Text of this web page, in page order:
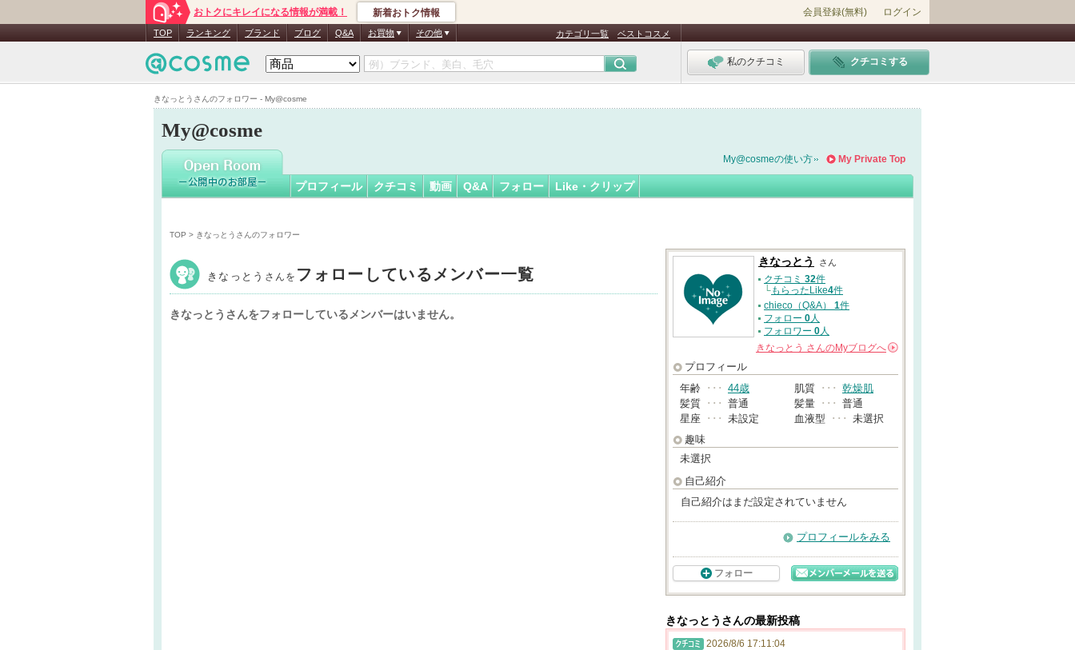
きなっとうさんのフォロワー - My@cosme
おトクにキレイになる情報が満載！ 新着おトク情報 会員登録(無料) ログイン
TOP ランキング ブランド ブログ Q&A お買物 その他 カテゴリ一覧 ベストコスメ
私のクチコミ クチコミする
My@cosme
きなっとうさん
My Private Top
My@cosmeの使い方
プロフィール クチコミ 動画 Q&A フォロー Like・クリップ
TOP > きなっとうさんのフォロワー
きなっとう さんを フォローしているメンバー一覧
きなっとうさんをフォローしているメンバーはいません。
きなっとう さん
クチコミ 32件
└もらったLike4件
chieco（Q&A） 1件
フォロー 0人
フォロワー 0人
きなっとう さんのMyブログへ
プロフィール
年齢 ･･･ 44歳 肌質 ･･･ 乾燥肌
髪質 ･･･ 普通 髪量 ･･･ 普通
星座 ･･･ 未設定 血液型 ･･･ 未選択
趣味
未選択
自己紹介
自己紹介はまだ設定されていません
プロフィールをみる
フォロー
きなっとうさんの最新投稿
2026/8/6 17:11:04